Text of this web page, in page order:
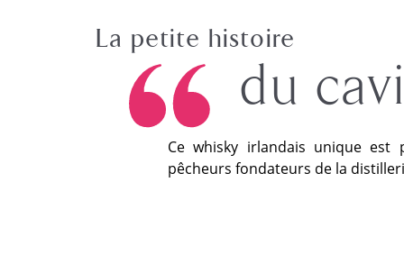
La petite histoire
du
Ce whisky irlandais unique
pêcheurs fondateurs de la